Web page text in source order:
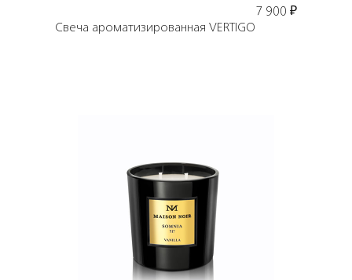
7 900 ₽
Свеча ароматизированная VERTIGO
В корзину